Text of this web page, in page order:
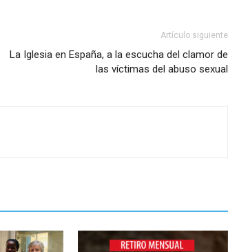
Artículo siguiente
La Iglesia en España, a la escucha del clamor de
las víctimas del abuso sexual